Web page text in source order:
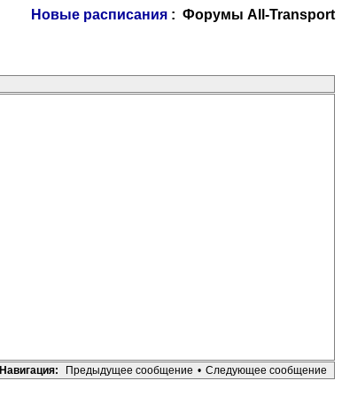
Новые расписания : Форумы All-Transport
Навигация: Предыдущее сообщение • Следующее сообщение